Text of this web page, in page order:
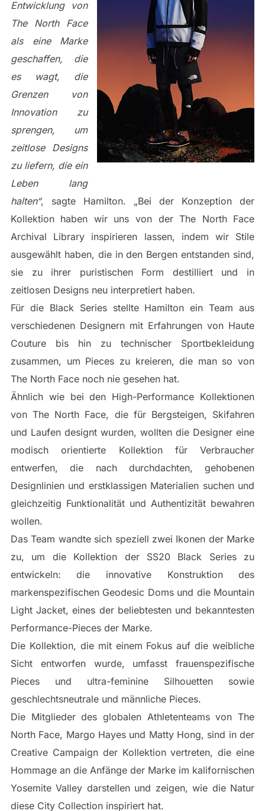
Entwicklung von
The North Face
als eine Marke
geschaffen, die
es wagt, die
Grenzen von
Innovation zu
sprengen, um
zeitlose Designs
zu liefern, die ein
Leben lang
halten“, sagte Hamilton. „Bei der Konzeption der
Kollektion haben wir uns von der The North Face
Archival Library inspirieren lassen, indem wir Stile
ausgewählt haben, die in den Bergen entstanden sind,
sie zu ihrer puristischen Form destilliert und in
zeitlosen Designs neu interpretiert haben.
Für die Black Series stellte Hamilton ein Team aus
verschiedenen Designern mit Erfahrungen von Haute
Couture bis hin zu technischer Sportbekleidung
zusammen, um Pieces zu kreieren, die man so von
The North Face noch nie gesehen hat.
Ähnlich wie bei den High-Performance Kollektionen
von The North Face, die für Bergsteigen, Skifahren
und Laufen designt wurden, wollten die Designer eine
modisch orientierte Kollektion für Verbraucher
entwerfen, die nach durchdachten, gehobenen
Designlinien und erstklassigen Materialien suchen und
gleichzeitig Funktionalität und Authentizität bewahren
wollen.
Das Team wandte sich speziell zwei Ikonen der Marke
zu, um die Kollektion der SS20 Black Series zu
entwickeln: die innovative Konstruktion des
markenspezifischen Geodesic Doms und die Mountain
Light Jacket, eines der beliebtesten und bekanntesten
Performance-Pieces der Marke.
Die Kollektion, die mit einem Fokus auf die weibliche
Sicht entworfen wurde, umfasst frauenspezifische
Pieces und ultra-feminine Silhouetten sowie
geschlechtsneutrale und männliche Pieces.
Die Mitglieder des globalen Athletenteams von The
North Face, Margo Hayes und Matty Hong, sind in der
Creative Campaign der Kollektion vertreten, die eine
Hommage an die Anfänge der Marke im kalifornischen
Yosemite Valley darstellen und zeigen, wie die Natur
diese City Collection inspiriert hat.